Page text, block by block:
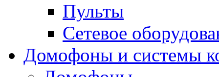
Пульты
Сетевое
Домофоны и системы